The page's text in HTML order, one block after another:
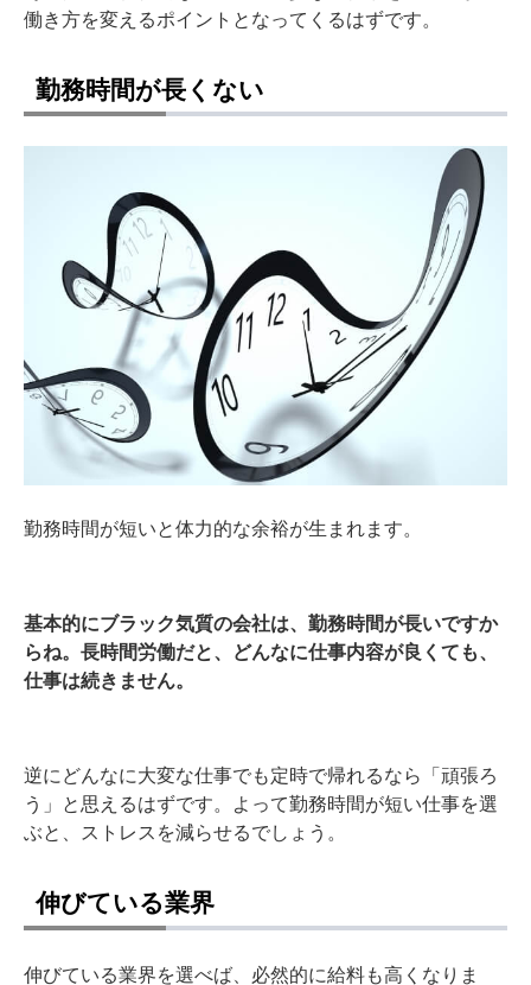
働き方を変えるポイントとなってくるはずです。
勤務時間が長くない
勤務時間が短いと体力的な余裕が生まれます。
基本的にブラック気質の会社は、勤務時間が長いですか
らね。長時間労働だと、どんなに仕事内容が良くても、
仕事は続きません。
逆にどんなに大変な仕事でも定時で帰れるなら「頑張ろ
う」と思えるはずです。よって勤務時間が短い仕事を選
ぶと、ストレスを減らせるでしょう。
伸びている業界
伸びている業界を選べば、必然的に給料も高くなりま